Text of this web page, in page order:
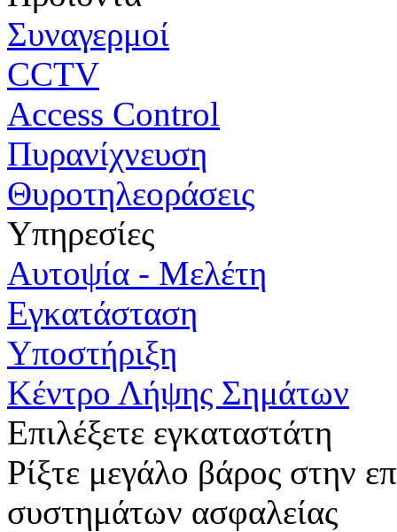
Συναγερμοί
CCTV
Access Control
Πυρανίχνευση
Θυροτηλεοράσεις
Υπηρεσίες
Αυτοψία - Μελέτη
Εγκατάσταση
Υποστήριξη
Κέντρο Λήψης Σημάτων
Επιλέξετε εγκαταστάτη
Ρίξτε μεγάλο βάρος στην
συστημάτων ασφαλείας